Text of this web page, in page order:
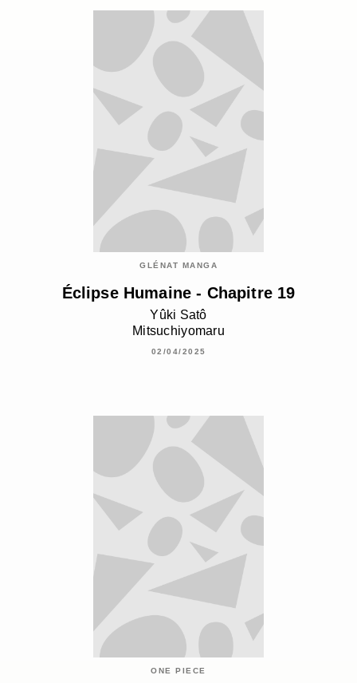
GLÉNAT MANGA
Éclipse Humaine - Chapitre 19
Yûki Satô
Mitsuchiyomaru
02/04/2025
ONE PIECE